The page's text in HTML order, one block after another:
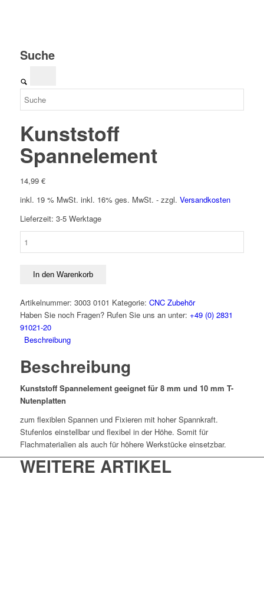
Suche
Kunststoff
Spannelement
14,99 €
inkl. 19 % MwSt. inkl. 16% ges. MwSt. - zzgl. Versandkosten
Lieferzeit: 3-5 Werktage
In den Warenkorb
Artikelnummer: 3003 0101 Kategorie: CNC Zubehör
Haben Sie noch Fragen? Rufen Sie uns an unter: +49 (0) 2831
91021-20
Beschreibung
Beschreibung
Kunststoff Spannelement geeignet für 8 mm und 10 mm T-
Nutenplatten
zum flexiblen Spannen und Fixieren mit hoher Spannkraft.
Stufenlos einstellbar und flexibel in der Höhe. Somit für
Flachmaterialien als auch für höhere Werkstücke einsetzbar.
WEITERE ARTIKEL